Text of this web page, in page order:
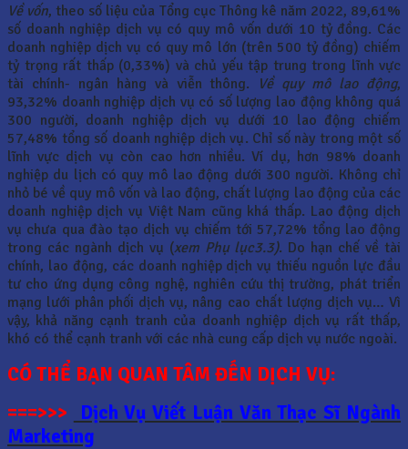
Về vốn, theo số liệu của Tổng cục Thông kê năm 2022, 89,61%
số doanh nghiệp dịch vụ có quy mô vốn dưới 10 tỷ đồng. Các
doanh nghiệp dịch vụ có quy mô lớn (trên 500 tỷ đồng) chiếm
tỷ trọng rất thấp (0,33%) và chủ yếu tập trung trong lĩnh vực
tài chính- ngân hàng và viễn thông.
Về quy mô lao động,
93,32% doanh nghiệp dịch vụ có số lượng lao động không quá
300 người, doanh nghiệp dịch vụ dưới 10 lao động chiếm
57,48% tổng số doanh nghiệp dịch vụ. Chỉ số này trong một số
lĩnh vực dịch vụ còn cao hơn nhiều. Ví dụ, hơn 98% doanh
nghiệp du lịch có quy mô lao động dưới 300 người. Không chỉ
nhỏ bé về quy mô vốn và lao động, chất lượng lao động của các
doanh nghiệp dịch vụ Việt Nam cũng khá thấp. Lao động dịch
vụ chưa qua đào tạo dịch vụ chiếm tới 57,72% tổng lao động
trong các ngành dịch vụ (xem Phụ lục3.3). Do hạn chế về tài
chính, lao động, các doanh nghiệp dịch vụ thiếu nguồn lực đầu
tư cho ứng dụng công nghệ, nghiên cứu thị trường, phát triển
mạng lưới phân phối dịch vụ, nâng cao chất lượng dịch vụ… Vì
vậy, khả năng cạnh tranh của doanh nghiệp dịch vụ rất thấp,
khó có thể cạnh tranh với các nhà cung cấp dịch vụ nước ngoài.
CÓ THỂ BẠN QUAN TÂM ĐẾN DỊCH VỤ:
===>>>
Dịch Vụ Viết Luận Văn Thạc Sĩ Ngành
Marketing